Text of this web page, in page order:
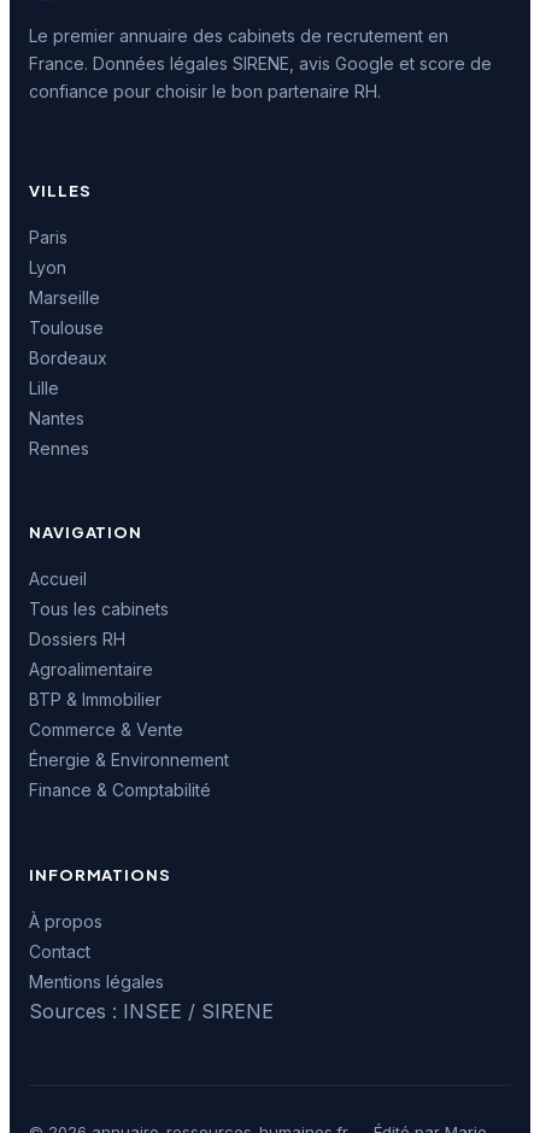
Le premier annuaire des cabinets de recrutement en
France. Données légales SIRENE, avis Google et score de
confiance pour choisir le bon partenaire RH.
VILLES
Paris
Lyon
Marseille
Toulouse
Bordeaux
Lille
Nantes
Rennes
NAVIGATION
Accueil
Tous les cabinets
Dossiers RH
Agroalimentaire
BTP & Immobilier
Commerce & Vente
Énergie & Environnement
Finance & Comptabilité
INFORMATIONS
À propos
Contact
Mentions légales
Sources : INSEE / SIRENE